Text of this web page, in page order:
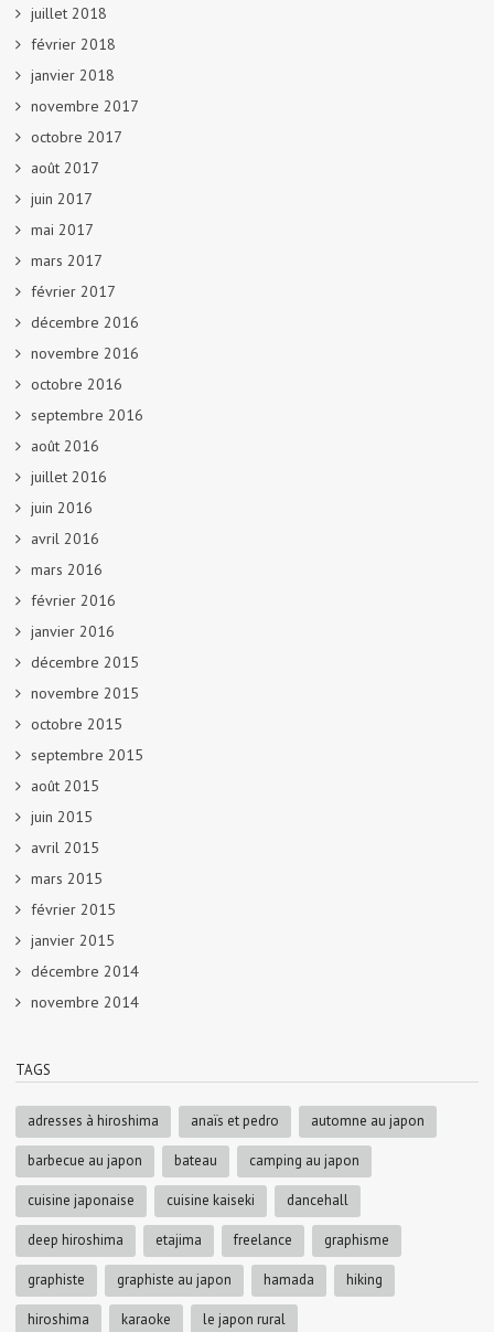
juillet 2018
février 2018
janvier 2018
novembre 2017
octobre 2017
août 2017
juin 2017
mai 2017
mars 2017
février 2017
décembre 2016
novembre 2016
octobre 2016
septembre 2016
août 2016
juillet 2016
juin 2016
avril 2016
mars 2016
février 2016
janvier 2016
décembre 2015
novembre 2015
octobre 2015
septembre 2015
août 2015
juin 2015
avril 2015
mars 2015
février 2015
janvier 2015
décembre 2014
novembre 2014
TAGS
adresses à hiroshima anaïs et pedro automne au japon
barbecue au japon bateau camping au japon
cuisine japonaise cuisine kaiseki dancehall
deep hiroshima etajima freelance graphisme
graphiste graphiste au japon hamada hiking
hiroshima karaoke le japon rural